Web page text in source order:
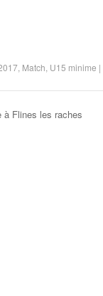
, Match U15 minime |
à Flines les raches